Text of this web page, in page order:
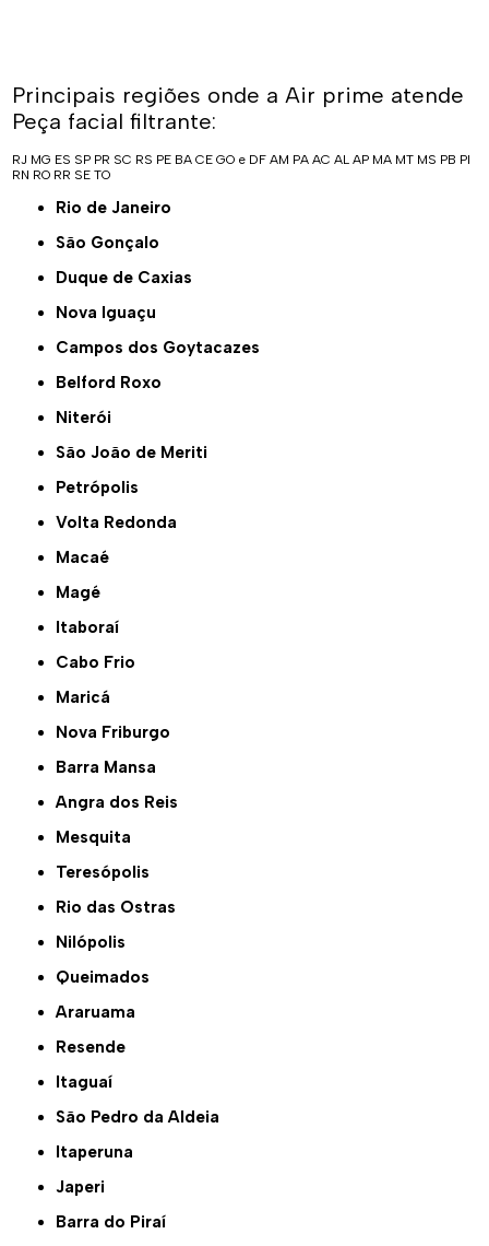
Principais regiões onde a Air prime atende
Peça facial filtrante:
RJ MG ES SP PR SC RS PE BA CE GO e DF AM PA AC AL AP MA MT MS PB PI
RN RO RR SE TO
Rio de Janeiro
São Gonçalo
Duque de Caxias
Nova Iguaçu
Campos dos Goytacazes
Belford Roxo
Niterói
São João de Meriti
Petrópolis
Volta Redonda
Macaé
Magé
Itaboraí
Cabo Frio
Maricá
Nova Friburgo
Barra Mansa
Angra dos Reis
Mesquita
Teresópolis
Rio das Ostras
Nilópolis
Queimados
Araruama
Resende
Itaguaí
São Pedro da Aldeia
Itaperuna
Japeri
Barra do Piraí